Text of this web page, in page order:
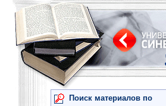
Поиск материалов по